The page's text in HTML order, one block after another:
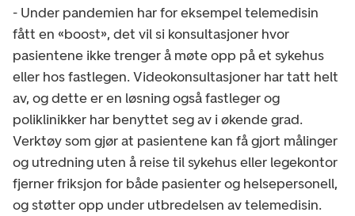
- Under pandemien har for eksempel telemedisin
fått en «boost», det vil si konsultasjoner hvor
pasientene ikke trenger å møte opp på et sykehus
eller hos fastlegen. Videokonsultasjoner har tatt helt
av, og dette er en løsning også fastleger og
poliklinikker har benyttet seg av i økende grad.
Verktøy som gjør at pasientene kan få gjort målinger
og utredning uten å reise til sykehus eller legekontor
fjerner friksjon for både pasienter og helsepersonell,
og støtter opp under utbredelsen av telemedisin.